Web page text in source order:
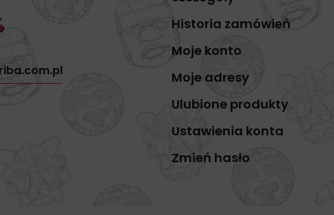
Historia zamówień
Moje konto
Moje adresy
Ulubione produkty
Ustawienia konta
Zmień hasło